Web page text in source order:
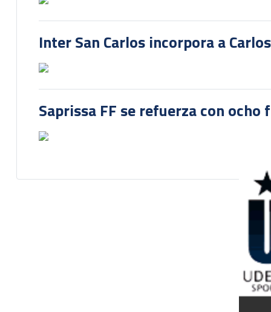
Inter San Carlos incorpora a
Saprissa FF se refuerza con